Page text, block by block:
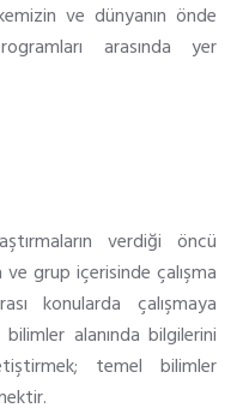
ve dünyanın önde
arasında yer
verdiği öncü
grup içerisinde çalışma
konularda çalışmaya
alanında bilgilerini
temel bilimler